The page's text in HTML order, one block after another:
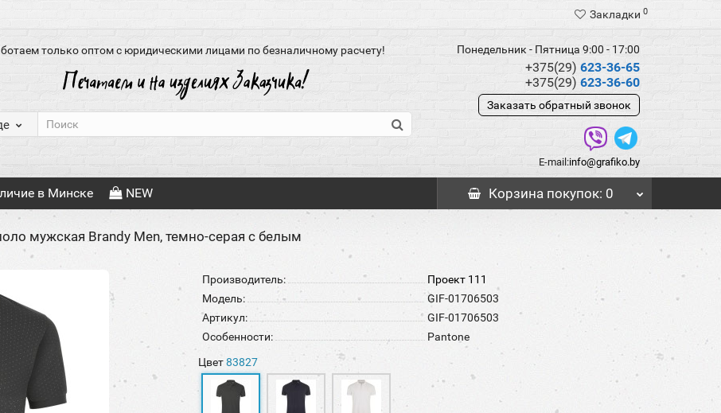
Закладки 0
только оптом с юридическими лицами по безналичному расчету! Понедельник - Пятница 9:00 - 17:00
+375(29) 623-36-65
+375(29) 623-36-60
Заказать обратный звонок
E-mail:info@grafiko.by
в Минске NEW Корзина покупок: 0
мужская Brandy Men, темно-серая с белым
Производитель:
Проект 111
Модель:
GIF-01706503
Артикул:
GIF-01706503
Особенности:
Pantone
Цвет83827